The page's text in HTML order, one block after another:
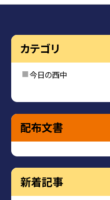
カテゴリ
今日の西中
配布文書
新着記事